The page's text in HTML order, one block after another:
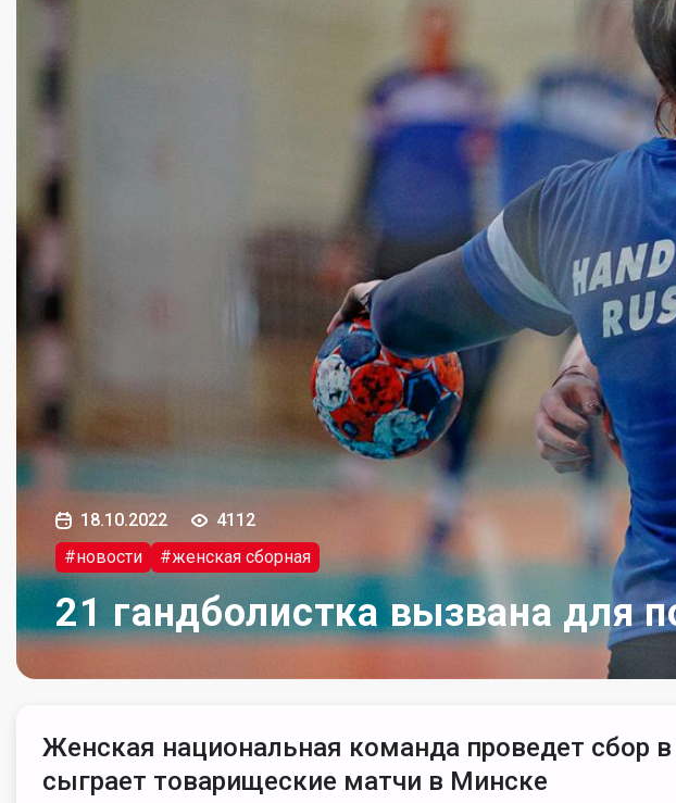
18.10.2022
4112
#новости
#женская сборная
21 гандболистка вызвана для
Женская национальная команда проведет сбор
сыграет товарищеские матчи в Минске